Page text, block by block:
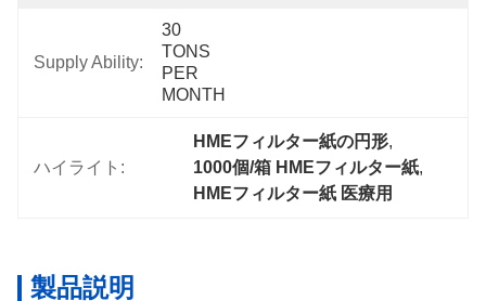
Supply Ability:
30
TONS
PER
MONTH
ハイライト:
HMEフィルター紙の円形,
1000個/箱 HMEフィルター紙,
HMEフィルター紙 医療用
製品説明